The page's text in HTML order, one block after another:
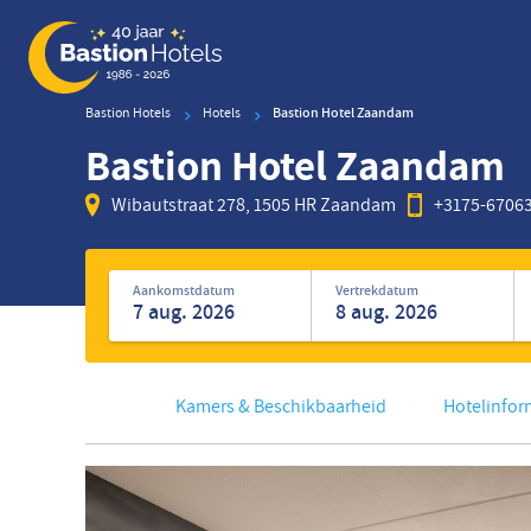
naar
Bastion Hotels Hotels Bastion Hotel Zaandam
Bastion Hotel Zaandam
Wibautstraat 278, 1505 HR Zaandam +3175-
Zoek
hotels
Aankomstdatum Vertrekdatum
Kamers & Beschikbaarheid